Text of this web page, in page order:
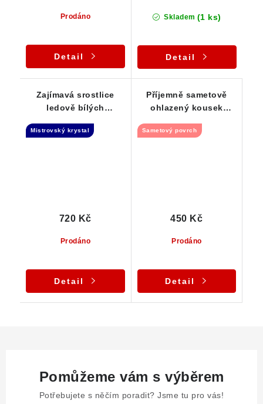
Prodáno
Detail
Skladem (1 ks)
Detail
Zajímavá srostlice
ledově bílých
oblasti Jeseníků
Mistrovský krystal
Prodáno
720 Kč
Detail
Příjemně sametově
ohlazený kousek
Sametový povrch
Prodáno
450 Kč
Detail
Pomůžeme vám s výběrem
Potřebujete s něčím poradit? Jsme tu pro vás!